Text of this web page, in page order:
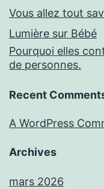
Vous allez tout
Lumière sur Bébé
Pourquoi elles
de personnes.
Recent
A WordPress
Archives
mars 2026